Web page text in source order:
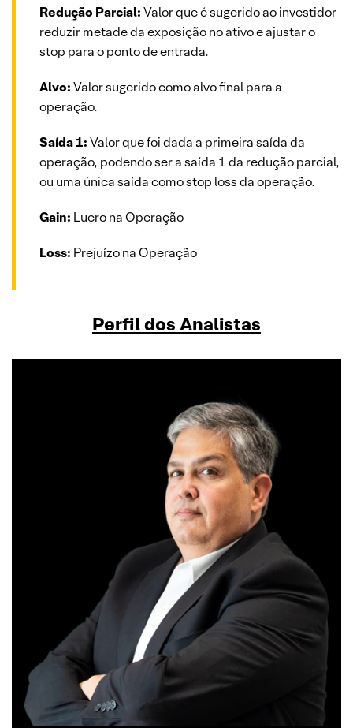
Redução Parcial:Valor que é sugerido ao investidor
reduzir metade da exposição no ativo e ajustar o
stop para o ponto de entrada.
Alvo:Valor sugerido como alvo final para a
operação.
Saída 1:Valor que foi dada a primeira saída da
operação, podendo ser a saída 1 da redução parcial,
ou uma única saída como stop loss da operação.
Gain: Lucro na Operação
Loss: Prejuízo na Operação
Perfil dos Analistas